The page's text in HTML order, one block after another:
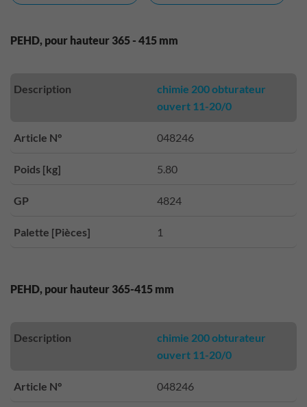
PEHD, pour hauteur 365 - 415 mm
Description
chimie 200 obturateur
ouvert 11-20/0
Article N° 048246
Poids [kg] 5.80
GP 4824
Palette [Pièces] 1
PEHD, pour hauteur 365-415 mm
Description
chimie 200 obturateur
ouvert 11-20/0
Article N° 048246